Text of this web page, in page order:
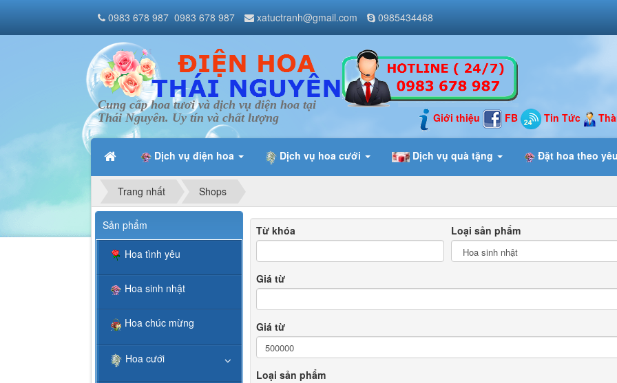
Cung cấp hoa tươi và dịch vụ điện hoa tại
Thái Nguyên. Uy tín và chất lượng
Giới thiệu FB Tin Tức
Dịch vụ điện hoa Dịch vụ hoa cưới Dịch vụ quà tặng Đặt hoa theo
0983 678 987 0983 678 987 xatuctranh@gmail.com 0985434468
Trang nhất Shops
Từ khóa Loại sản phẩm
Giá từ
Giá từ
Loại sản phẩm
Sản phẩm
Hoa tình yêu
Hoa sinh nhật
Hoa chúc mừng
Hoa cưới